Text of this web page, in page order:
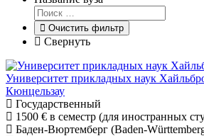
Очистить фильтр
Свернуть
Университет прикладных наук
Кюнцельзау
Государственный
1500 € в семестр (для иностранных
Баден-Вюртемберг (Baden-